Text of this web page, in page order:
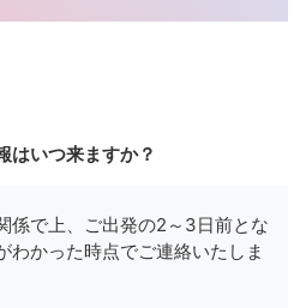
はいつ来ますか？
係で上、ご出発の2～3日前とな
わかった時点でご連絡いたしま